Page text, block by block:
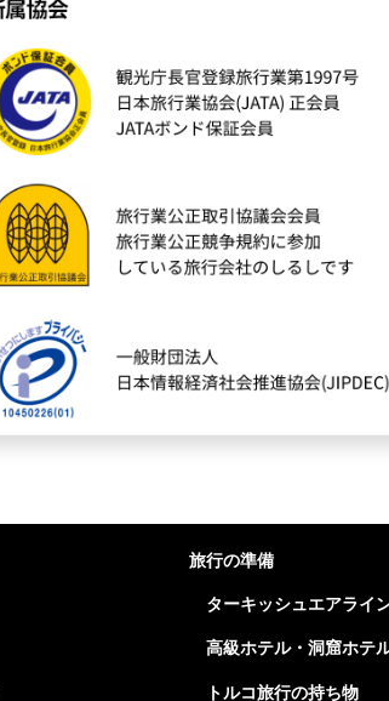
旅行の準備
ターキッシュエアライ
高級ホテル・洞窟ホテ
トルコ旅行の持ち物